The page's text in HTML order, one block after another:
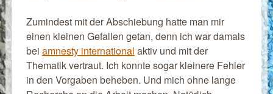
Zumindest mit der Abschiebung hatte man mir
einen kleinen Gefallen getan, denn ich war damals
bei amnesty international aktiv und mit der
Thematik vertraut. Ich konnte sogar kleinere Fehler
in den Vorgaben beheben. Und mich ohne lange